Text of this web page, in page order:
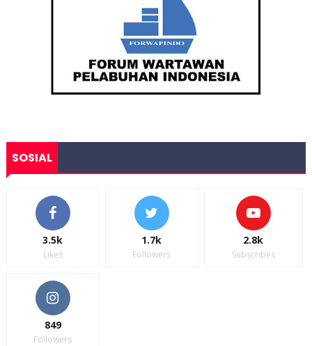
SOSIAL
3.5k
Likes
1.7k
Followers
2.8k
Subscribes
849
Followers